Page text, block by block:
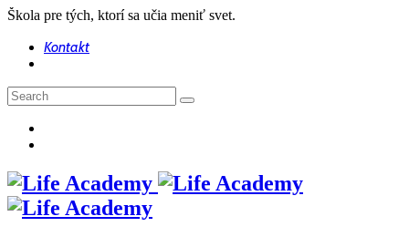
Škola pre tých, ktorí sa učia meniť svet.
Kontakt